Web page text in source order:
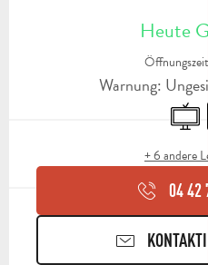
Heute
Warnung:
+ 6 andere
04 42